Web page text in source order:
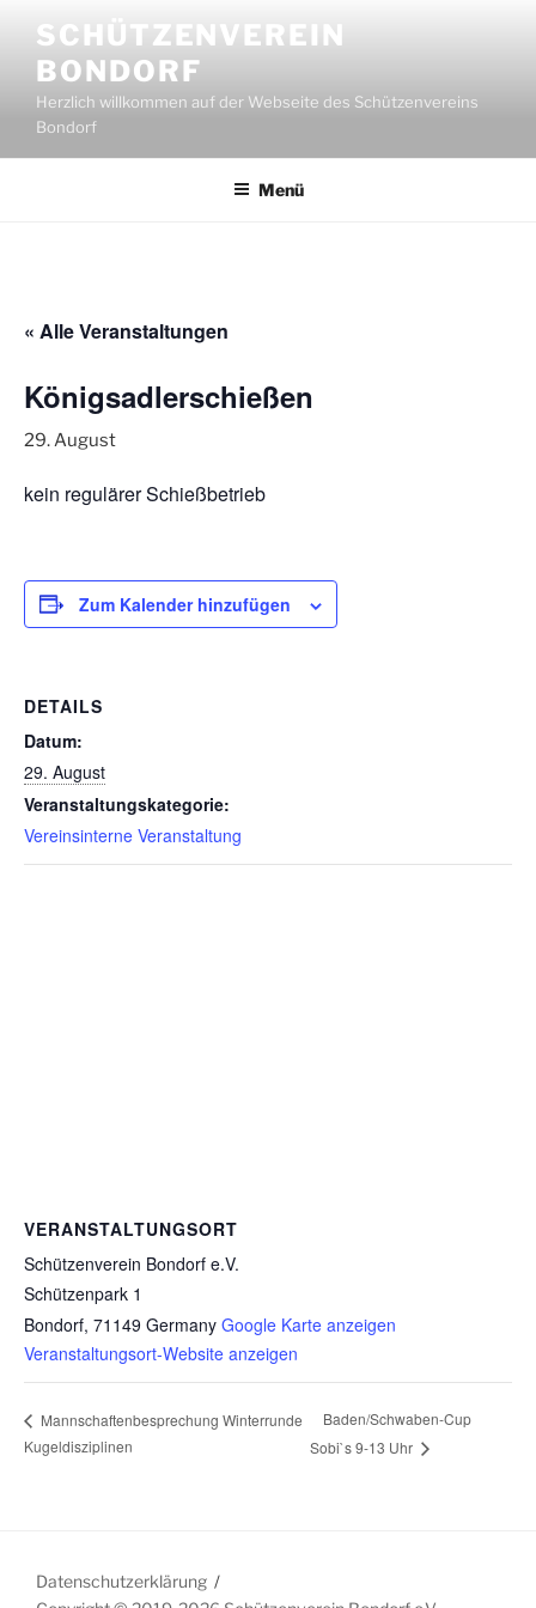
Inhalt
springen
SCHÜTZENVEREIN
BONDORF
Herzlich willkommen auf der Webseite des Schützenvereins
Bondorf
Menü
« Alle Veranstaltungen
Königsadlerschießen
29. August
kein regulärer Schießbetrieb
Zum Kalender hinzufügen
DETAILS
Datum:
29. August
Veranstaltungskategorie:
Vereinsinterne Veranstaltung
VERANSTALTUNGSORT
Schützenverein Bondorf e.V.
Schützenpark 1
Bondorf, 71149 Germany Google Karte anzeigen
Veranstaltungsort-Website anzeigen
Mannschaftenbesprechung Winterrunde
Kugeldisziplinen
Baden/Schwaben-Cup
Sobi`s 9-13 Uhr
Datenschutzerklärung